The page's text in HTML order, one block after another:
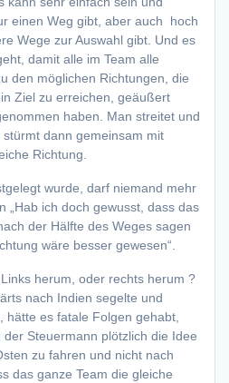
einen Weg gibt, aber auch hoch
Wege zur Auswahl gibt. Und es
damit alle im Team alle
den möglichen Richtungen, die
Ziel zu erreichen, geäußert
haben. Man streitet und
dann gemeinsam mit
Richtung.
wurde, darf niemand mehr
„Hab ich doch gewusst, dass das
der Hälfte des Weges sagen
wäre besser gewesen“.
herum, oder rechts herum ?
nach Indien segelte und
hätte es fatale Folgen gehabt,
Steuermann plötzlich die Idee
zu fahren und nicht nach
das ganze Team die gleiche